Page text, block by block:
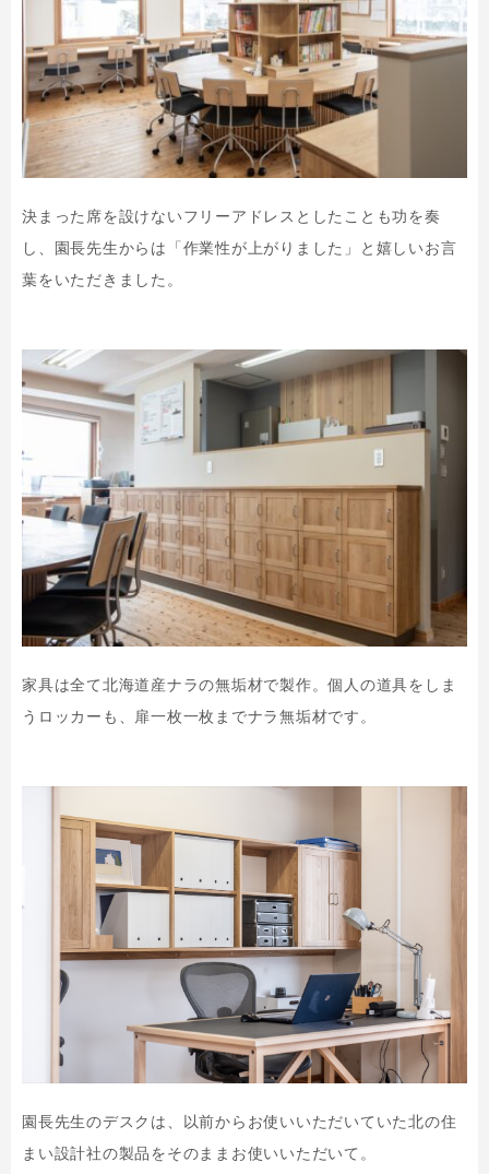
決まった席を設けないフリーアドレスとしたことも功を奏
し、園長先生からは「作業性が上がりました」と嬉しいお言
葉をいただきました。
家具は全て北海道産ナラの無垢材で製作。個人の道具をしま
うロッカーも、扉一枚一枚までナラ無垢材です。
園長先生のデスクは、以前からお使いいただいていた北の住
まい設計社の製品をそのままお使いいただいて。